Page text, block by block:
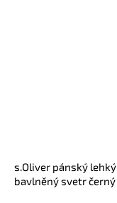
s.Oliver pánský lehký
bavlněný svetr černý